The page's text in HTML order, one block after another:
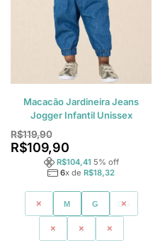
Macacão Jardineira Jeans
Jogger Infantil Unissex
R$119,90
R$109,90
R$104,41 5% off
6x de R$18,32
P M G GG
1 2 3